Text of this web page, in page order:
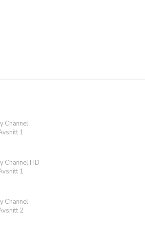
Channel
1
Channel HD
1
Channel
2